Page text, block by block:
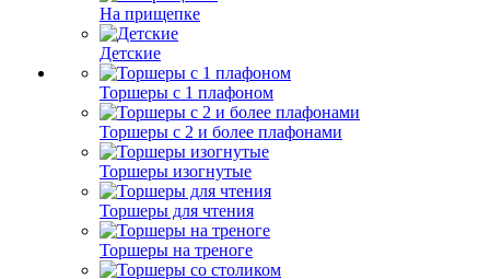
На прищепке
Детские
Торшеры с 1 плафоном
Торшеры с 2 и более плафонами
Торшеры изогнутые
Торшеры для чтения
Торшеры на треноге